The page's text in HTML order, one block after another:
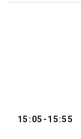
15:05-15:55